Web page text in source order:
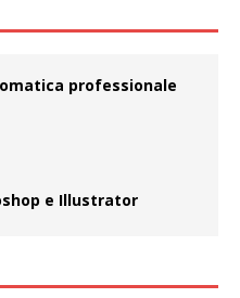
professionale
e Illustrator